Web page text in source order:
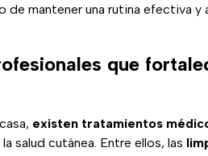
de mantener una rutina efectiva y
que
existen tratamientos
salud cutánea. Entre ellos, las